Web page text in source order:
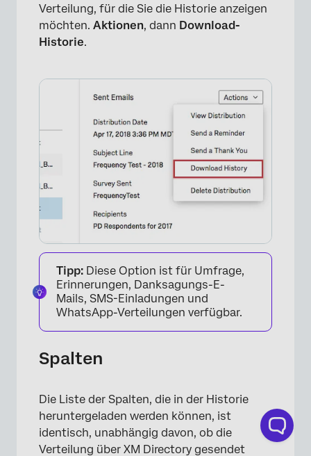
Verteilung, für die Sie die Historie anzeigen
möchten. Aktionen, dann Download-
Historie.
Tipp: Diese Option ist für Umfrage,
Erinnerungen, Danksagungs-E-
Mails, SMS-Einladungen und
WhatsApp-Verteilungen verfügbar.
Spalten
Die Liste der Spalten, die in der Historie
heruntergeladen werden können, ist
identisch, unabhängig davon, ob die
Verteilung über XM Directory gesendet